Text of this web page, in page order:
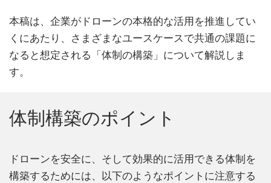
本稿は、企業がドローンの本格的な活用を推進してい
くにあたり、さまざまなユースケースで共通の課題に
なると想定される「体制の構築」について解説しま
す。
体制構築のポイント
ドローンを安全に、そして効果的に活用できる体制を
構築するためには、以下のようなポイントに注意する